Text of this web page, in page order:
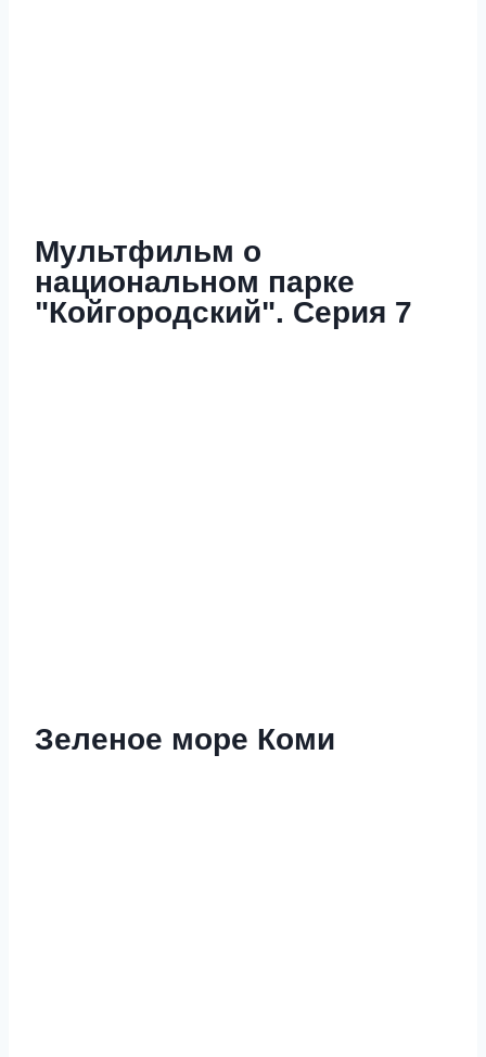
Мультфильм о
национальном парке
"Койгородский". Серия 7
Зеленое море Коми